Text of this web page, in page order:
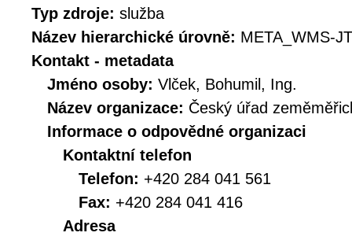
Typ zdroje: služba
Název hierarchické úrovně: META_WMS-
Kontakt - metadata
Jméno osoby: Vlček, Bohumil, Ing.
Název organizace: Český úřad
Informace o odpovědné organizaci
Kontaktní telefon
Telefon: +420 284 041 561
Fax: +420 284 041 416
Adresa